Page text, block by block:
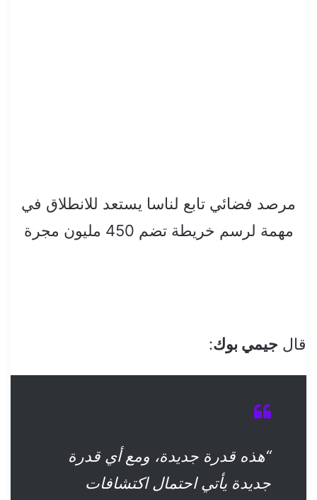
مرصد فضائي تابع لناسا يستعد للانطلاق في
مهمة لرسم خريطة تضم 450 مليون مجرة
قال جيمي بوك:
“هذه قدرة جديدة، ومع أي قدرة
جديدة يأتي احتمال اكتشافات